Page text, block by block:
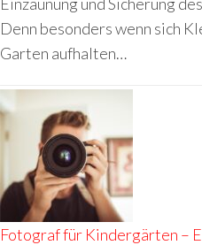
Denn besonders wenn sich
Garten aufhalten…
Fotograf für Kindergärten –